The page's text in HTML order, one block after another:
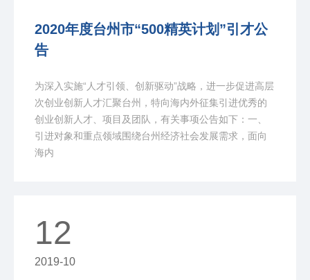
2020年度台州市“500精英计划”引才公
告
为深入实施“人才引领、创新驱动”战略，进一步促进高层
次创业创新人才汇聚台州，特向海内外征集引进优秀的
创业创新人才、项目及团队，有关事项公告如下：一、
引进对象和重点领域围绕台州经济社会发展需求，面向
海内
12
2019-10